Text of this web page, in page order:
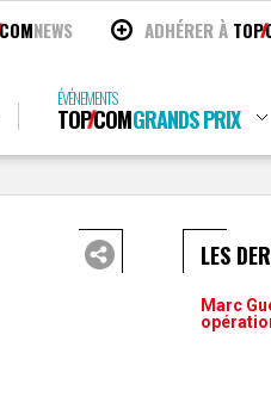
COMNEWS ADHÉRER À TOP
ÉVÉNEMENTS
TOPCOMGRANDS PRIX
LES
Marc